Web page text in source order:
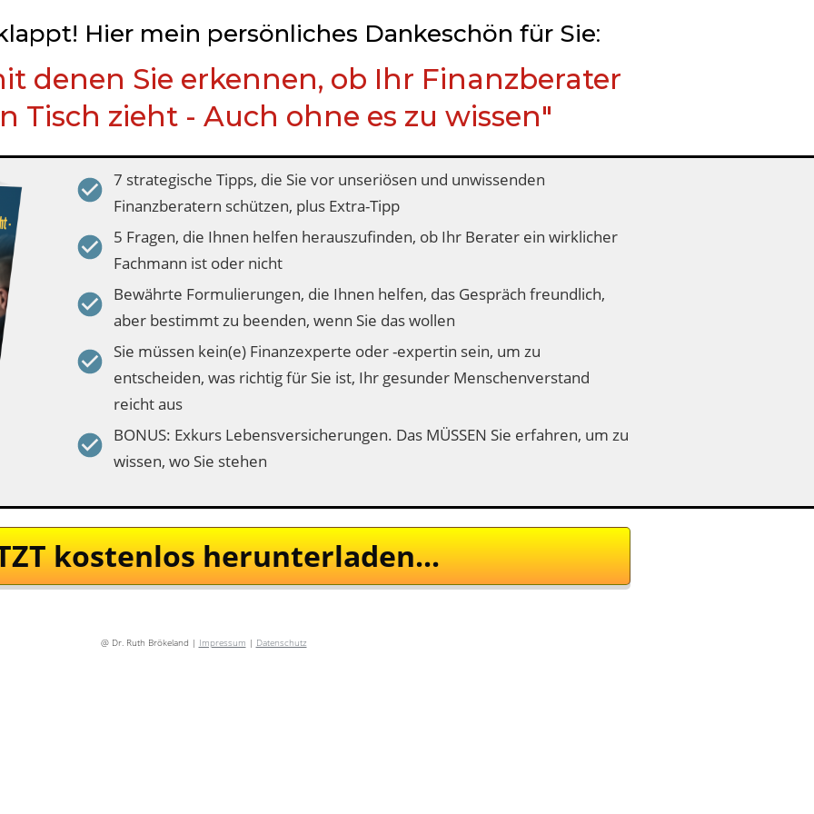
Hier mein persönliches Dankeschön für Sie:
denen Sie erkennen, ob Ihr Finanzberater
Tisch zieht - Auch ohne es zu wissen"
7 strategische Tipps, die Sie vor unseriösen und unwissenden
Finanzberatern schützen, plus Extra-Tipp
5 Fragen, die Ihnen helfen herauszufinden, ob Ihr Berater ein wirklicher
Fachmann ist oder nicht
Bewährte Formulierungen, die Ihnen helfen, das Gespräch freundlich,
aber bestimmt zu beenden, wenn Sie das wollen
Sie müssen kein(e) Finanzexperte oder -expertin sein, um zu
entscheiden, was richtig für Sie ist, Ihr gesunder Menschenverstand
reicht aus
BONUS: Exkurs Lebensversicherungen. Das MÜSSEN Sie erfahren, um zu
wissen, wo Sie stehen
kostenlos herunterladen...
@ Dr. Ruth Brökeland | Impressum | Datenschutz